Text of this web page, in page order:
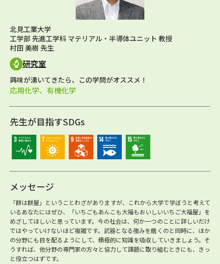
北見工業大学
工学部 先進工学科 マテリアル・半導体ユニット 教授
村田 美樹 先生
研究室
興味が湧いてきたら、この学問がオススメ！
応用化学、有機化学
先生が目指すSDGs
メッセージ
「餅は餅屋」ということわざがありますが、これから大学で学ぼうと考えて
いるあなたにはぜひ、「いちごもあんこも大福もおいしいいちご大福屋」を
めざしてほしいと思っています。今の社会は、何か一つのことに詳しいだけ
ではやっていけないほど複雑です。武器となる強みを磨くのと同時に、ほか
の分野にも目を配るようにして、積極的に知識を吸収していきましょう。そ
うすれば、他分野の専門家の方々と協力して課題に取り組むときにも、きっ
と役立つはずです。